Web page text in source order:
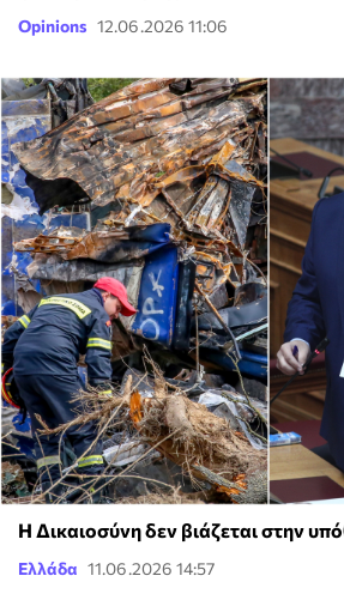
Opinions 12.06.2026 11:06
Η Δικαιοσύνη δεν βιάζεται στην
Ελλάδα 11.06.2026 14:57